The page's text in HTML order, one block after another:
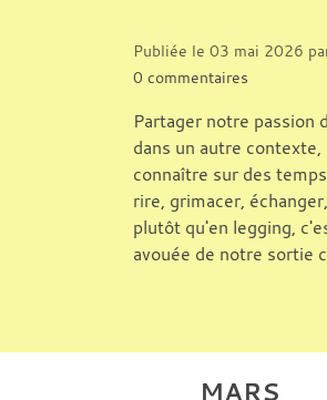
Publiée le 03 mai 2026
0 commentaires
Partager notre passion
dans un autre contexte,
connaître sur des
rire, grimacer,
plutôt qu'en legging,
avouée de notre sortie
MARS